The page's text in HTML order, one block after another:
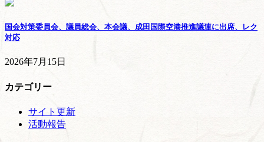
国会対策委員会、議員総会、本会議、成田国際空港推進議連に出席、レク
対応
2026年7月15日
カテゴリー
サイト更新
活動報告